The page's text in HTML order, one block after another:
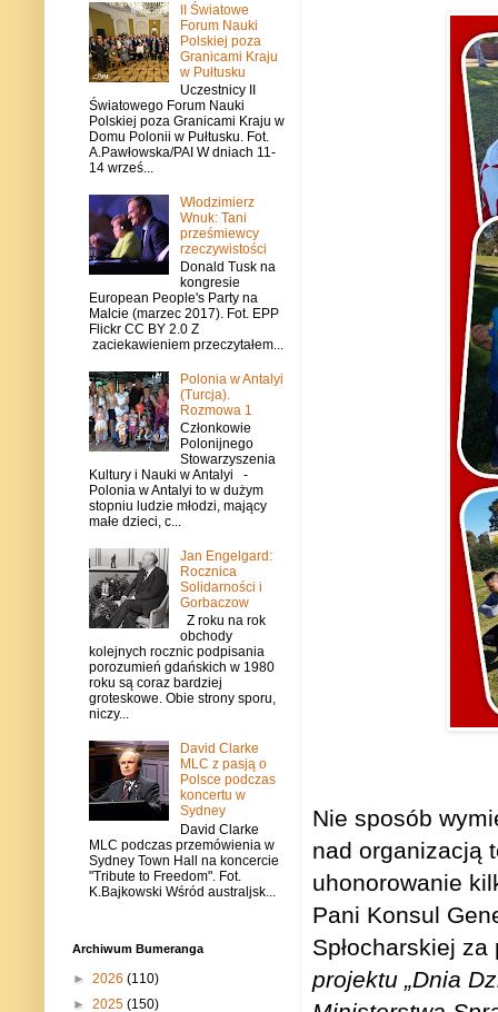
Nie sposób
nad organizacją
uhonorowanie
Pani Konsul
Spłocharskiej
projektu „Dnia
II Światowe
Forum Nauki
Polskiej poza
Granicami Kraju
w Pułtusku
Uczestnicy II
Światowego Forum Nauki
Polskiej poza Granicami Kraju w
Domu Polonii w Pułtusku. Fot.
A.Pawłowska/PAI W dniach 11-
14 wrześ...
Włodzimierz
Wnuk: Tani
prześmiewcy
rzeczywistości
Donald Tusk na
kongresie
European People's Party na
Malcie (marzec 2017). Fot. EPP
Flickr CC BY 2.0 Z
zaciekawieniem przeczytałem...
Polonia w Antalyi
(Turcja).
Rozmowa 1
Członkowie
Polonijnego
Stowarzyszenia
Kultury i Nauki w Antalyi -
Polonia w Antalyi to w dużym
stopniu ludzie młodzi, mający
małe dzieci, c...
Jan Engelgard:
Rocznica
Solidarności i
Gorbaczow
Z roku na rok
obchody
kolejnych rocznic podpisania
porozumień gdańskich w 1980
roku są coraz bardziej
groteskowe. Obie strony sporu,
niczy...
David Clarke
MLC z pasją o
Polsce podczas
koncertu w
Sydney
David Clarke
MLC podczas przemówienia w
Sydney Town Hall na koncercie
"Tribute to Freedom". Fot.
K.Bajkowski Wśród australjsk...
Archiwum Bumeranga
► 2026 (110)
► 2025 (150)